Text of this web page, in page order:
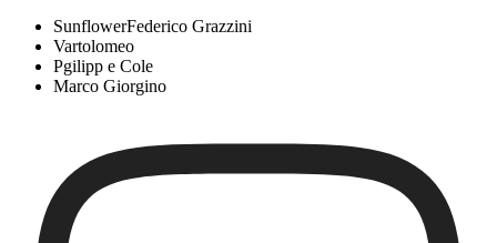
SunflowerFederico Grazzini
Vartolomeo
Pgilipp e Cole
Marco Giorgino